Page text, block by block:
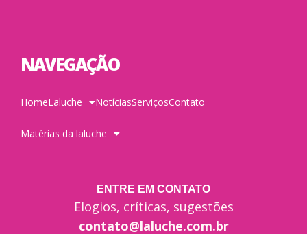
NAVEGAÇÃO
HomeLaluche NotíciasServiçosContato
Matérias da laluche
ENTRE EM CONTATO
Elogios, críticas, sugestões
contato@laluche.com.br